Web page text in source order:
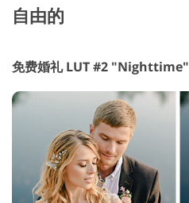
自由的
免费婚礼 LUT #2 "Nighttime"